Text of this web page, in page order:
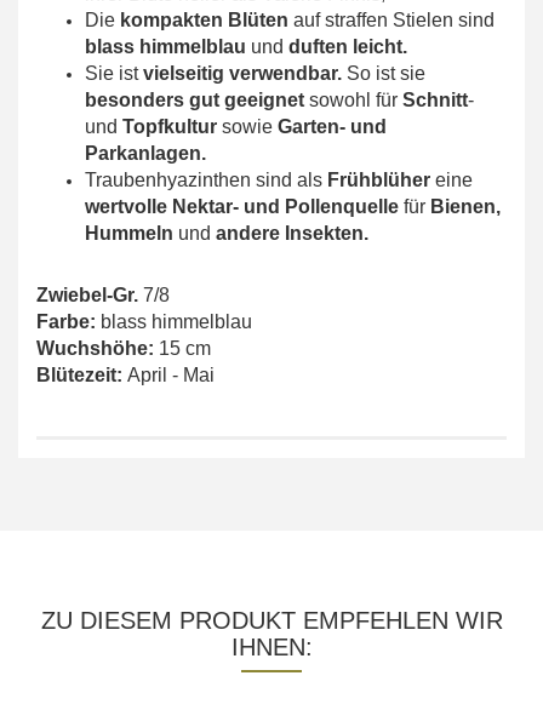
Die kompakten Blüten auf straffen Stielen sind
blass himmelblau und duften leicht.
Sie istvielseitig verwendbar. So ist sie
besonders gut geeignet sowohl für Schnitt-
und Topfkultur sowie Garten- und
Parkanlagen.
Traubenhyazinthen sind als Frühblüher eine
wertvolle Nektar- und Pollenquelle für Bienen,
Hummeln und andere Insekten.
Zwiebel-Gr. 7/8
Farbe: blass himmelblau
Wuchshöhe: 15 cm
Blütezeit: April - Mai
ZU DIESEM PRODUKT EMPFEHLEN WIR
IHNEN: